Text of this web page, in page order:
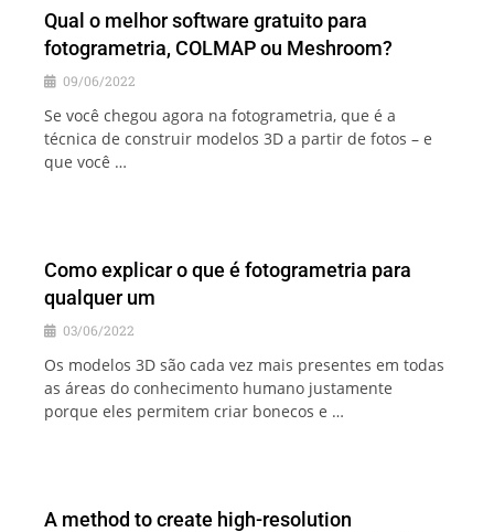
Qual o melhor software gratuito para
fotogrametria, COLMAP ou Meshroom?
09/06/2022
Se você chegou agora na fotogrametria, que é a
técnica de construir modelos 3D a partir de fotos – e
que você …
Como explicar o que é fotogrametria para
qualquer um
03/06/2022
Os modelos 3D são cada vez mais presentes em todas
as áreas do conhecimento humano justamente
porque eles permitem criar bonecos e …
A method to create high-resolution